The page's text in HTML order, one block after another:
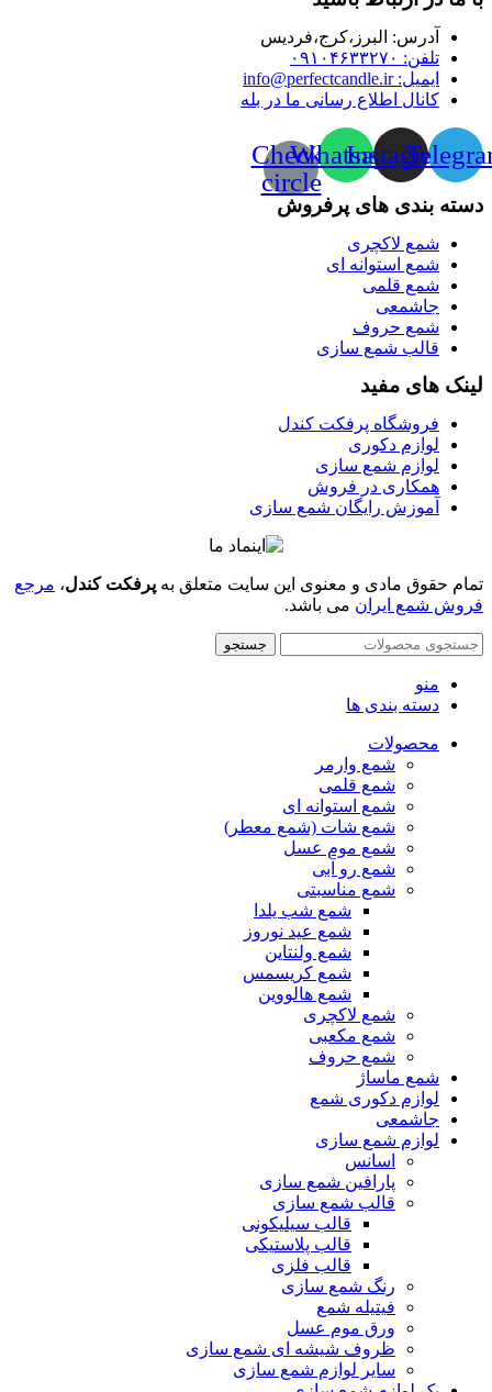
آدرس:‌ البرز،کرج،فردیس
تلفن: ۰۹۱۰۴۶۳۳۲۷۰
ایمیل: info@perfectcandle.ir
کانال اطلاع رسانی ما در بله
Instagram
Whatsapp
Check-
circle
دسته بندی های پرفروش
شمع لاکچری
شمع استوانه ای
شمع قلمی
جاشمعی
شمع حروف
قالب شمع سازی
لینک های مفید
فروشگاه پرفکت کندل
لوازم دکوری
لوازم شمع سازی
همکاری در فروش
آموزش رایگان شمع سازی
تمام حقوق مادی و معنوی این سایت متعلق به پرفکت کندل، مرجع
فروش شمع ایران می باشد.
جستجو
منو
دسته بندی ها
محصولات
شمع وارمر
شمع قلمی
شمع استوانه ای
شمع شات (شمع معطر)
شمع موم عسل
شمع رو آبی
شمع مناسبتی
شمع شب یلدا
شمع عید نوروز
شمع ولنتاین
شمع کریسمس
شمع هالووین
شمع لاکچری
شمع مکعبی
شمع حروف
شمع ماساژ
لوازم دکوری شمع
جاشمعی
لوازم شمع سازی
اسانس
پارافین شمع سازی
قالب شمع سازی
قالب سیلیکونی
قالب پلاستیکی
قالب فلزی
رنگ شمع سازی
فیتیله شمع
ورق موم عسل
ظروف شیشه ای شمع سازی
سایر لوازم شمع سازی